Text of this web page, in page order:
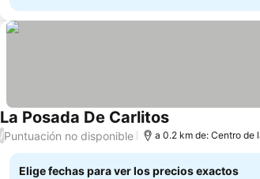
La Posada De CarlitosVer precios
/Puntuación no disponible a 0.2 km de: Centro de
Elige fechas para ver los precios exactos